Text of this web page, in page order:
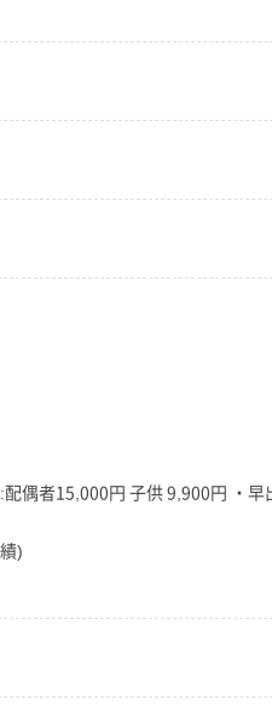
偶者15,000円 子供 9,900円 ・
)